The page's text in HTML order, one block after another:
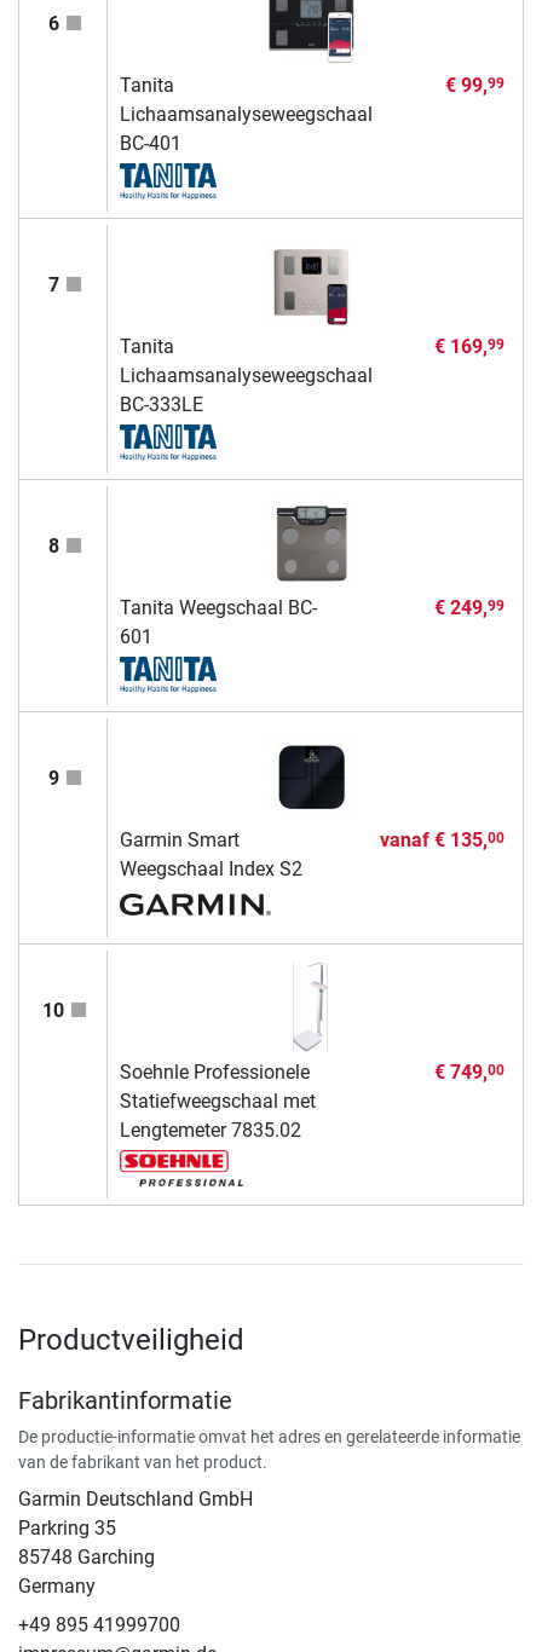
6
Tanita
Lichaamsanalyseweegschaal
BC-401
€ 99,99
7
Tanita
Lichaamsanalyseweegschaal
BC-333LE
€ 169,99
8
Tanita Weegschaal BC-
601
€ 249,99
9
Garmin Smart
Weegschaal Index S2
vanaf € 135,00
10
Soehnle Professionele
Statiefweegschaal met
Lengtemeter 7835.02
€ 749,00
Productveiligheid
Fabrikantinformatie
De productie-informatie omvat het adres en gerelateerde informatie
van de fabrikant van het product.
Garmin Deutschland GmbH
Parkring 35
85748 Garching
Germany
+49 895 41999700